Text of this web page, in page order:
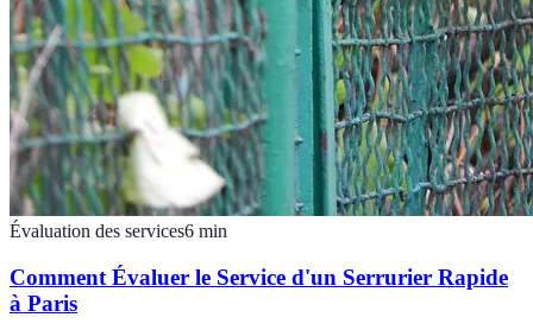
Évaluation des services6 min
Comment Évaluer le Service d'un Serrurier Rapide
à Paris